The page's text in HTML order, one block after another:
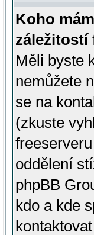
Koho
záležitostí
Měli byste
nemůžete
se na
(zkuste
oddělení
phpBB
kdo a kde